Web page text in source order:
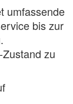
umfassende
bis zur
zu